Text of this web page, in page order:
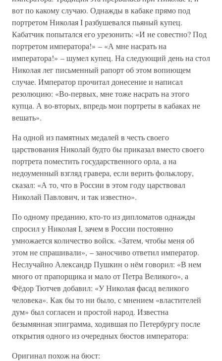
вот по какому случаю. Однажды в кабаке прямо под
портретом Николая I разбушевался пьяный купец.
Кабатчик попытался его урезонить: «И не совестно? Под
портретом императора!» – «А мне насрать на
императора!» – шумел купец. На следующий день на стол
Николая лег письменный рапорт об этом вопиющем
случае. Император прочитал донесение и написал
резолюцию: «Во-первых, мне тоже насрать на этого
купца. А во-вторых, впредь мои портреты в кабаках не
вешать».
На одной из памятных медалей в честь своего
царствования Николай будто бы приказал вместо своего
портрета поместить государственного орла, а на
недоуменный взгляд гравера, если верить фольклору,
сказал: «А то, что в России в этом году царствовал
Николай Павлович, и так известно».
По одному преданию, кто-то из дипломатов однажды
спросил у Николая I, зачем в России постоянно
умножается количество войск. «Затем, чтобы меня об
этом не спрашивали», – заносчиво ответил император.
Неслучайно Александр Пушкин о нём говорил: «В нем
много от прапорщика и мало от Петра Великого», а
Фёдор Тютчев добавил: «У Николая фасад великого
человека». Как бы то ни было, с мнением «властителей
дум» был согласен и простой народ. Известна
безымянная эпиграмма, ходившая по Петербургу после
открытия одного из очередных бюстов императора:
Оригинал похож на бюст: